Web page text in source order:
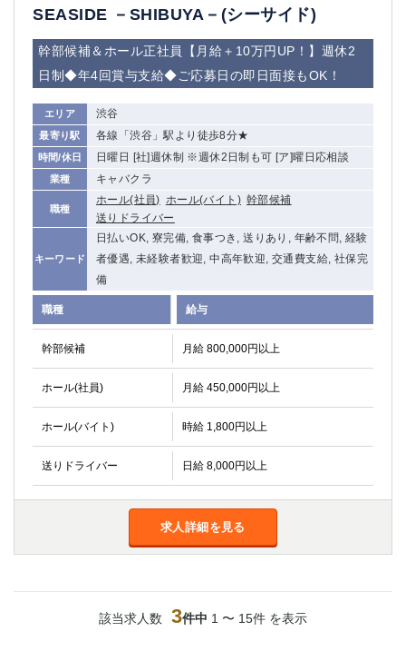
SEASIDE －SHIBUYA－(シーサイド)
幹部候補＆ホール正社員【月給＋10万円UP！】週休2
日制◆年4回賞与支給◆ご応募日の即日面接もOK！
エリア 渋谷
最寄り駅 各線「渋谷」駅より徒歩8分★
時間/休日 日曜日 [社]週休制 ※週休2日制も可 [ア]曜日応相談
業種 キャバクラ
職種
ホール(社員) ホール(バイト) 幹部候補
送りドライバー
キーワード
日払いOK, 寮完備, 食事つき, 送りあり, 年齢不問, 経験
者優遇, 未経験者歓迎, 中高年歓迎, 交通費支給, 社保完
備
職種 給与
幹部候補 月給 800,000円以上
ホール(社員) 月給 450,000円以上
ホール(バイト) 時給 1,800円以上
送りドライバー 日給 8,000円以上
求人詳細を見る
該当求人数 3件中 1 〜 15件 を表示
船橋
津田沼
西船橋
佐倉
柏（西口）
木更津
柏（東口）
茂原
八千代台
本八幡
東金
栃木県
小山
茨城県
土浦 ひたち野うしく
群馬県
高崎 館林
0 選択した内容で設定